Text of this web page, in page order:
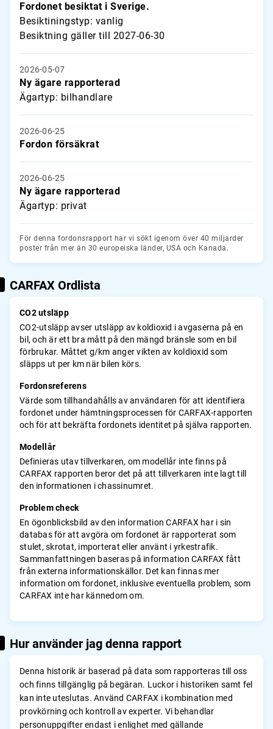
Fordonet besiktat i Sverige.
Besiktiningstyp: vanlig
Besiktning gäller till 2027-06-30
2026-05-07
Ny ägare rapporterad
Ägartyp: bilhandlare
2026-06-25
Fordon försäkrat
2026-06-25
Ny ägare rapporterad
Ägartyp: privat
För denna fordonsrapport har vi sökt igenom över 40 miljarder
poster från mer än 30 europeiska länder, USA och Kanada.
CARFAX Ordlista
CO2 utsläpp
CO2-utsläpp avser utsläpp av koldioxid i avgaserna på en
bil, och är ett bra mått på den mängd bränsle som en bil
förbrukar. Måttet g/km anger vikten av koldioxid som
släpps ut per km när bilen körs.
Fordonsreferens
Värde som tillhandahålls av användaren för att identifiera
fordonet under hämtningsprocessen för CARFAX-rapporten
och för att bekräfta fordonets identitet på själva rapporten.
Modellår
Definieras utav tillverkaren, om modellår inte finns på
CARFAX rapporten beror det på att tillverkaren inte lagt till
den informationen i chassinumret.
Problem check
En ögonblicksbild av den information CARFAX har i sin
databas för att avgöra om fordonet är rapporterat som
stulet, skrotat, importerat eller använt i yrkestrafik.
Sammanfattningen baseras på information CARFAX fått
från externa informationskällor. Det kan finnas mer
information om fordonet, inklusive eventuella problem, som
CARFAX inte har kännedom om.
Hur använder jag denna rapport
Denna historik är baserad på data som rapporteras till oss
och finns tillgänglig på begäran. Luckor i historiken samt fel
kan inte uteslutas. Använd CARFAX i kombination med
provkörning och kontroll av experter. Vi behandlar
personuppgifter endast i enlighet med gällande